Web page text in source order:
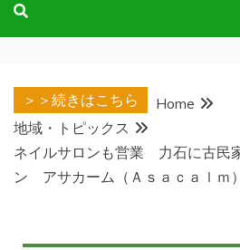
＞＞続きはこちら
Home
地域・トピックス
ネイルサロンも営業 力石に古民
ン アサカーム（Ａｓａｃａｌｍ